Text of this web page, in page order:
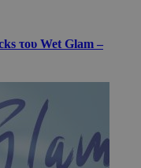
του Wet Glam –